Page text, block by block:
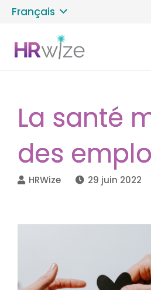
Français
La santé
des
HRWize 29 juin 2022